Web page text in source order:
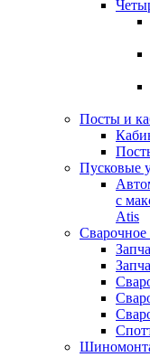
Посты и
Пусковые
с
Atis
Сварочное